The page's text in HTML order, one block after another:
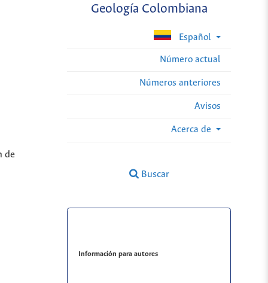
Geología Colombiana
Español
Número actual
Números anteriores
Avisos
Acerca de
Buscar
de
Información para autores